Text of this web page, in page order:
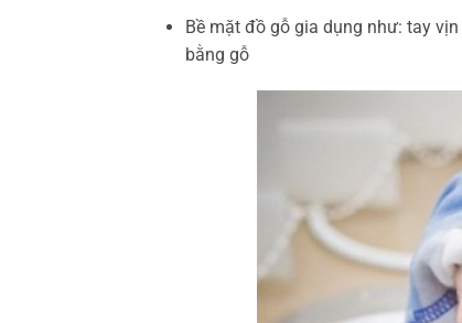
Bề mặt đồ gỗ gia dụng như: tay
bằng gỗ